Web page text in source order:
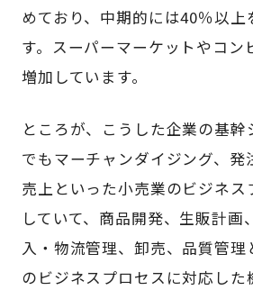
めており、中期的には40％以上
す。スーパーマーケットやコン
増加しています。
ところが、こうした企業の基幹
でもマーチャンダイジング、発
売上といった小売業のビジネス
していて、商品開発、生販計画
入・物流管理、卸売、品質管理
のビジネスプロセスに対応した